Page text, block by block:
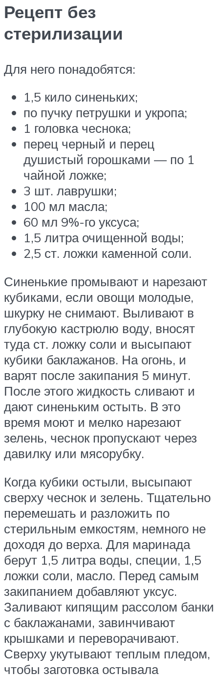
Рецепт без
стерилизации
Для него понадобятся:
1,5 кило синеньких;
по пучку петрушки и укропа;
1 головка чеснока;
перец черный и перец
душистый горошками — по 1
чайной ложке;
3 шт. лаврушки;
100 мл масла;
60 мл 9%-го уксуса;
1,5 литра очищенной воды;
2,5 ст. ложки каменной соли.
Синенькие промывают и нарезают
кубиками, если овощи молодые,
шкурку не снимают. Выливают в
глубокую кастрюлю воду, вносят
туда ст. ложку соли и высыпают
кубики баклажанов. На огонь, и
варят после закипания 5 минут.
После этого жидкость сливают и
дают синеньким остыть. В это
время моют и мелко нарезают
зелень, чеснок пропускают через
давилку или мясорубку.
Когда кубики остыли, высыпают
сверху чеснок и зелень. Тщательно
перемешать и разложить по
стерильным емкостям, немного не
доходя до верха. Для маринада
берут 1,5 литра воды, специи, 1,5
ложки соли, масло. Перед самым
закипанием добавляют уксус.
Заливают кипящим рассолом банки
с баклажанами, завинчивают
крышками и переворачивают.
Сверху укутывают теплым пледом,
чтобы заготовка остывала